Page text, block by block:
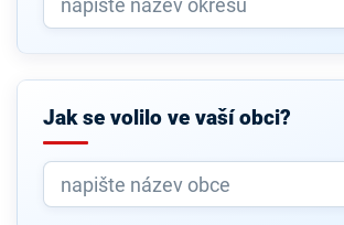
Jak se volilo ve vaší obci?